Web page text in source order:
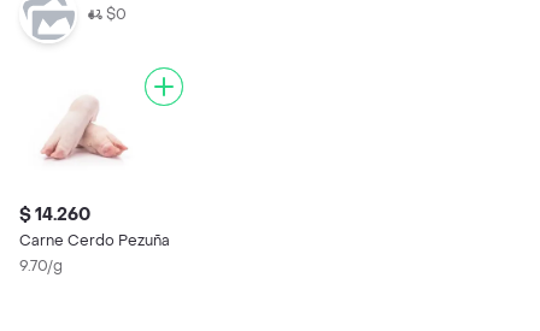
$0
$ 14.260
Carne Cerdo Pezuña
9.70/g